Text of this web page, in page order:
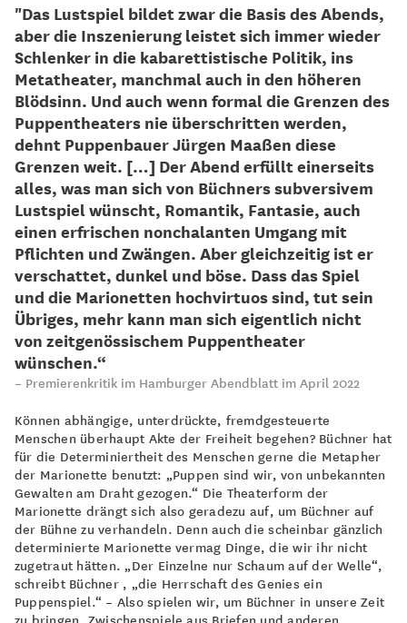
"Das Lustspiel bildet zwar die Basis des Abends,
aber die Inszenierung leistet sich immer wieder
Schlenker in die kabarettistische Politik, ins
Metatheater, manchmal auch in den höheren
Blödsinn. Und auch wenn formal die Grenzen des
Puppentheaters nie überschritten werden,
dehnt Puppenbauer Jürgen Maaßen diese
Grenzen weit. […] Der Abend erfüllt einerseits
alles, was man sich von Büchners subversivem
Lustspiel wünscht, Romantik, Fantasie, auch
einen erfrischen nonchalanten Umgang mit
Pflichten und Zwängen. Aber gleichzeitig ist er
verschattet, dunkel und böse. Dass das Spiel
und die Marionetten hochvirtuos sind, tut sein
Übriges, mehr kann man sich eigentlich nicht
von zeitgenössischem Puppentheater
wünschen.“
Premierenkritik im Hamburger Abendblatt im April 2022
Können abhängige, unterdrückte, fremdgesteuerte
Menschen überhaupt Akte der Freiheit begehen? Büchner hat
für die Determiniertheit des Menschen gerne die Metapher
der Marionette benutzt: „Puppen sind wir, von unbekannten
Gewalten am Draht gezogen.“ Die Theaterform der
Marionette drängt sich also geradezu auf, um Büchner auf
der Bühne zu verhandeln. Denn auch die scheinbar gänzlich
determinierte Marionette vermag Dinge, die wir ihr nicht
zugetraut hätten. „Der Einzelne nur Schaum auf der Welle“,
schreibt Büchner , „die Herrschaft des Genies ein
Puppenspiel.“ – Also spielen wir, um Büchner in unsere Zeit